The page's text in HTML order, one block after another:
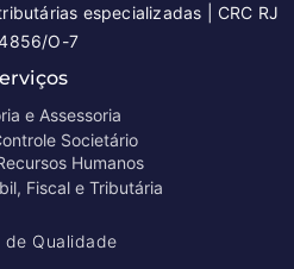
especializadas | CRC RJ
O-7
e Assessoria
Societário
Humanos
Fiscal e Tributária
de Qualidade